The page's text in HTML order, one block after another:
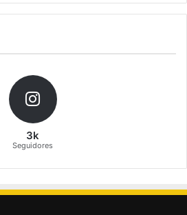
3k
Seguidores